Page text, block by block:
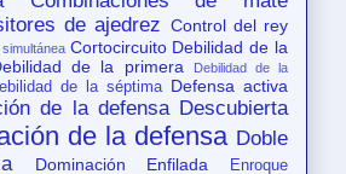
de ajedrez Control del rey
Cortocircuito Debilidad de la
de la primera
Debilidad de la
de la séptima Defensa activa
de la defensa Descubierta
de la defensa Doble
Dominación Enfilada
Enroque